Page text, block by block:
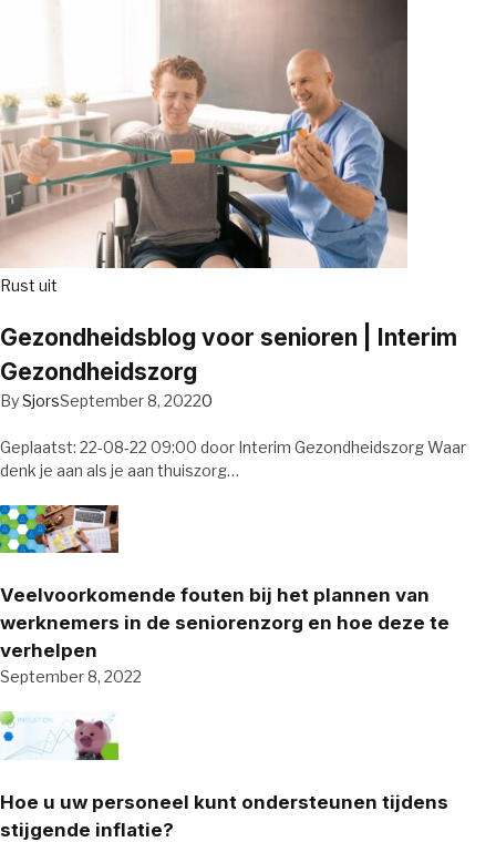
Rust uit
Gezondheidsblog voor senioren | Interim
Gezondheidszorg
BySjorsSeptember 8, 20220
Geplaatst: 22-08-22 09:00 door Interim Gezondheidszorg Waar
denk je aan als je aan thuiszorg…
Veelvoorkomende fouten bij het plannen van
werknemers in de seniorenzorg en hoe deze te
verhelpen
September 8, 2022
Hoe u uw personeel kunt ondersteunen tijdens
stijgende inflatie?